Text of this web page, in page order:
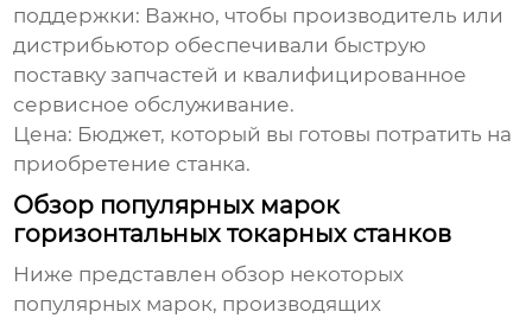
поддержки: Важно, чтобы производитель или
дистрибьютор обеспечивали быструю
поставку запчастей и квалифицированное
сервисное обслуживание.
Цена: Бюджет, который вы готовы потратить на
приобретение станка.
Обзор популярных марок
горизонтальных токарных станков
Ниже представлен обзор некоторых
популярных марок, производящих